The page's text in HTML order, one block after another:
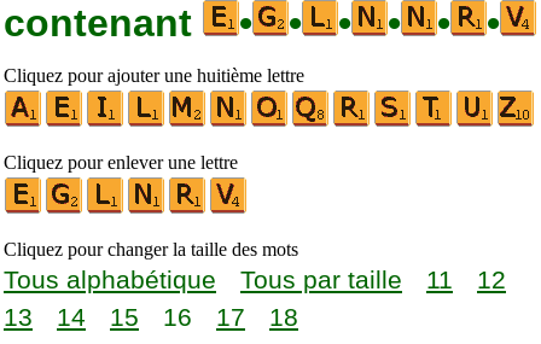
contenant
• • • • • •
Cliquez pour ajouter une huitième lettre
Cliquez pour enlever une lettre
Cliquez pour changer la taille des mots
Tous alphabétique Tous par taille 11
12
13
14 15 16 17 18